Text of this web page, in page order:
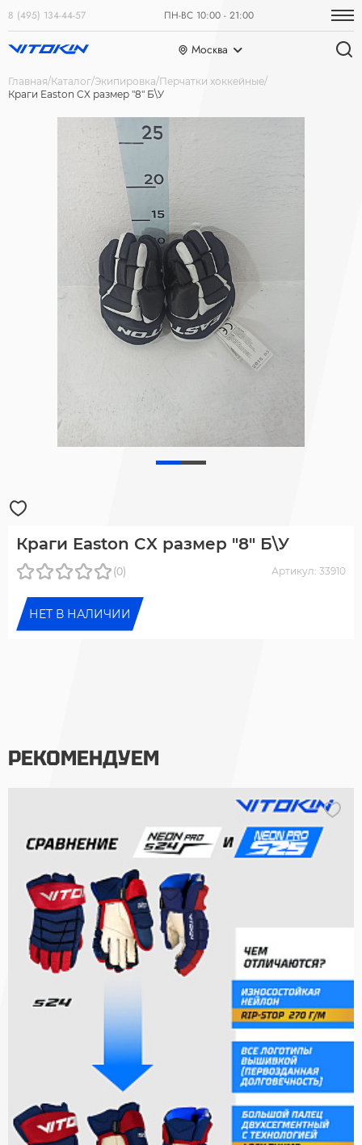
8 (495) 134-44-57 ПН-ВС 10:00 - 21:00
Москва
Главная Каталог Экипировка Перчатки хоккейные
Краги Easton CX размер "8" Б\У
Краги Easton CX размер "8" Б\У
(0) Артикул: 33910
НЕТ В НАЛИЧИИ
РЕКОМЕНДУЕМ